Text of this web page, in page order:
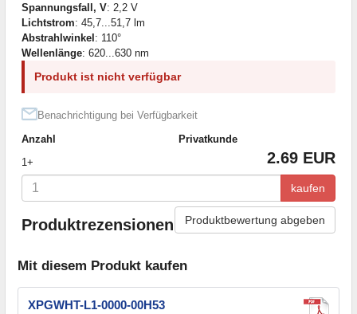
Spannungsfall, V: 2,2 V
Lichtstrom: 45,7...51,7 lm
Abstrahlwinkel: 110°
Wellenlänge: 620...630 nm
Produkt ist nicht verfügbar
Benachrichtigung bei Verfügbarkeit
Anzahl
Privatkunde
1+
2.69 EUR
kaufen
Produktrezensionen Produktbewertung abgeben
Mit diesem Produkt kaufen
XPGWHT-L1-0000-00H53